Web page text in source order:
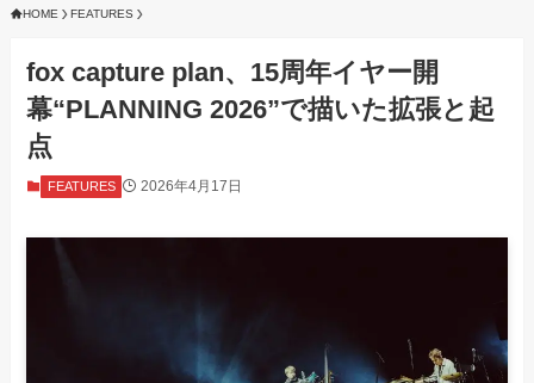
HOME FEATURES
fox capture plan、15周年イヤー開
幕“PLANNING 2026”で描いた拡張と起
点
FEATURES 2026年4月17日